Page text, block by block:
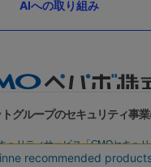
AIへの取り組み
グループのセキュリティ事
ュリティサービス「GMOセキュリ
Webサイトリスク診断